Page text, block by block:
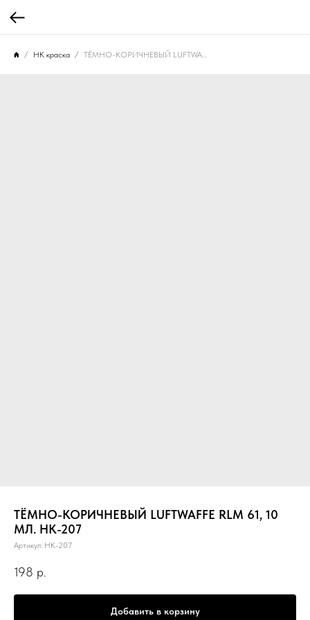
НК краска
ТЁМНО-КОРИЧНЕВЫЙ LUFTWAFFE RLM 61, 10
МЛ. НК-207
Артикул: НК-207
198 р.
Добавить в корзину